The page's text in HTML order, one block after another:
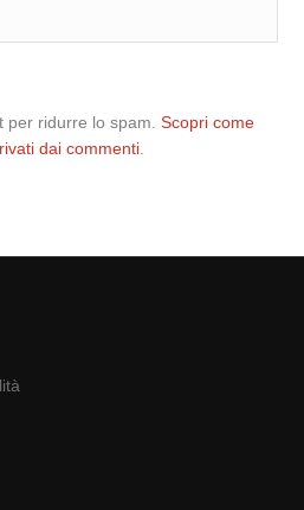
per ridurre lo spam.Scopri come
dai commenti